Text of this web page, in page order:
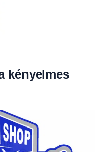
kényelmes